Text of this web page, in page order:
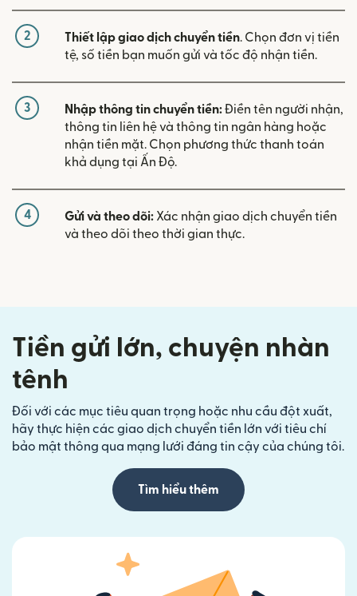
2 Thiết lập giao dịch chuyển tiền. Chọn đơn vị tiền
tệ, số tiền bạn muốn gửi và tốc độ nhận tiền.
3 Nhập thông tin chuyển tiền:Điền tên người nhận,
thông tin liên hệ và thông tin ngân hàng hoặc
nhận tiền mặt. Chọn phương thức thanh toán
khả dụng tại Ấn Độ.
4 Gửi và theo dõi: Xác nhận giao dịch chuyển tiền
và theo dõi theo thời gian thực.
Tiền gửi lớn, chuyện nhàn
tênh
Đối với các mục tiêu quan trọng hoặc nhu cầu đột xuất,
hãy thực hiện các giao dịch chuyển tiền lớn với tiêu chí
bảo mật thông qua mạng lưới đáng tin cậy của chúng tôi.
Tìm hiểu thêm